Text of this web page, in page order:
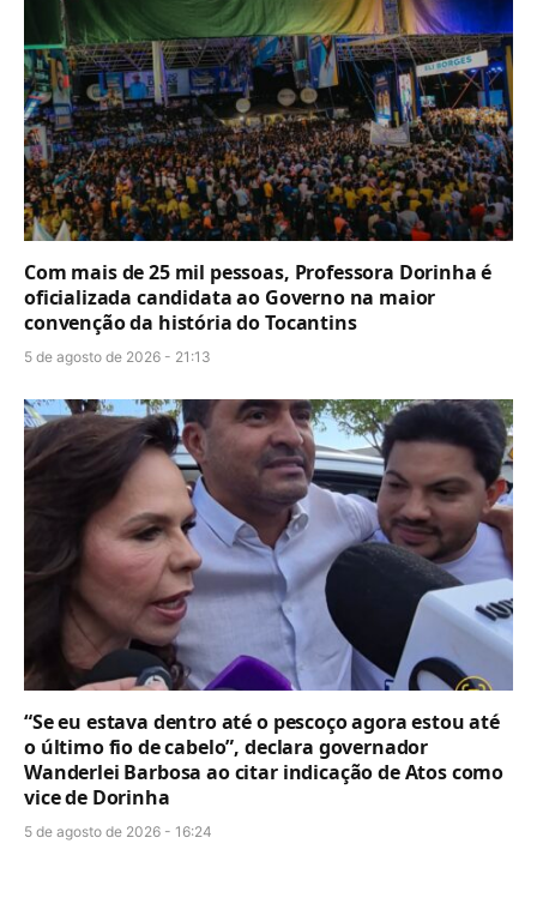
Com mais de 25 mil pessoas, Professora Dorinha é
oficializada candidata ao Governo na maior
convenção da história do Tocantins
5 de agosto de 2026 - 21:13
“Se eu estava dentro até o pescoço agora estou até
o último fio de cabelo”, declara governador
Wanderlei Barbosa ao citar indicação de Atos como
vice de Dorinha
5 de agosto de 2026 - 16:24